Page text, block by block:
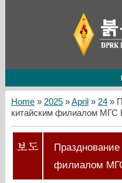
Home» 2025 »April » 24»
китайским филиалом
филиалом